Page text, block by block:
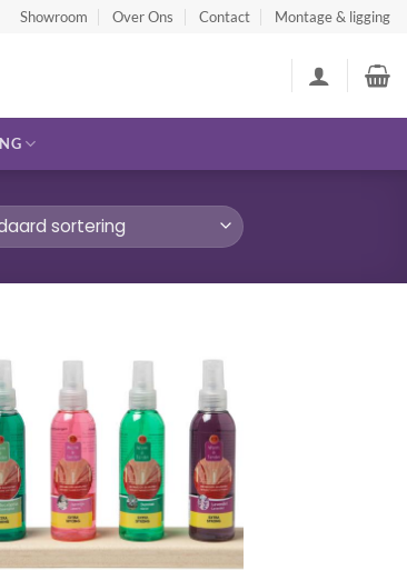
Showroom Over Ons Contact Montage & ligging